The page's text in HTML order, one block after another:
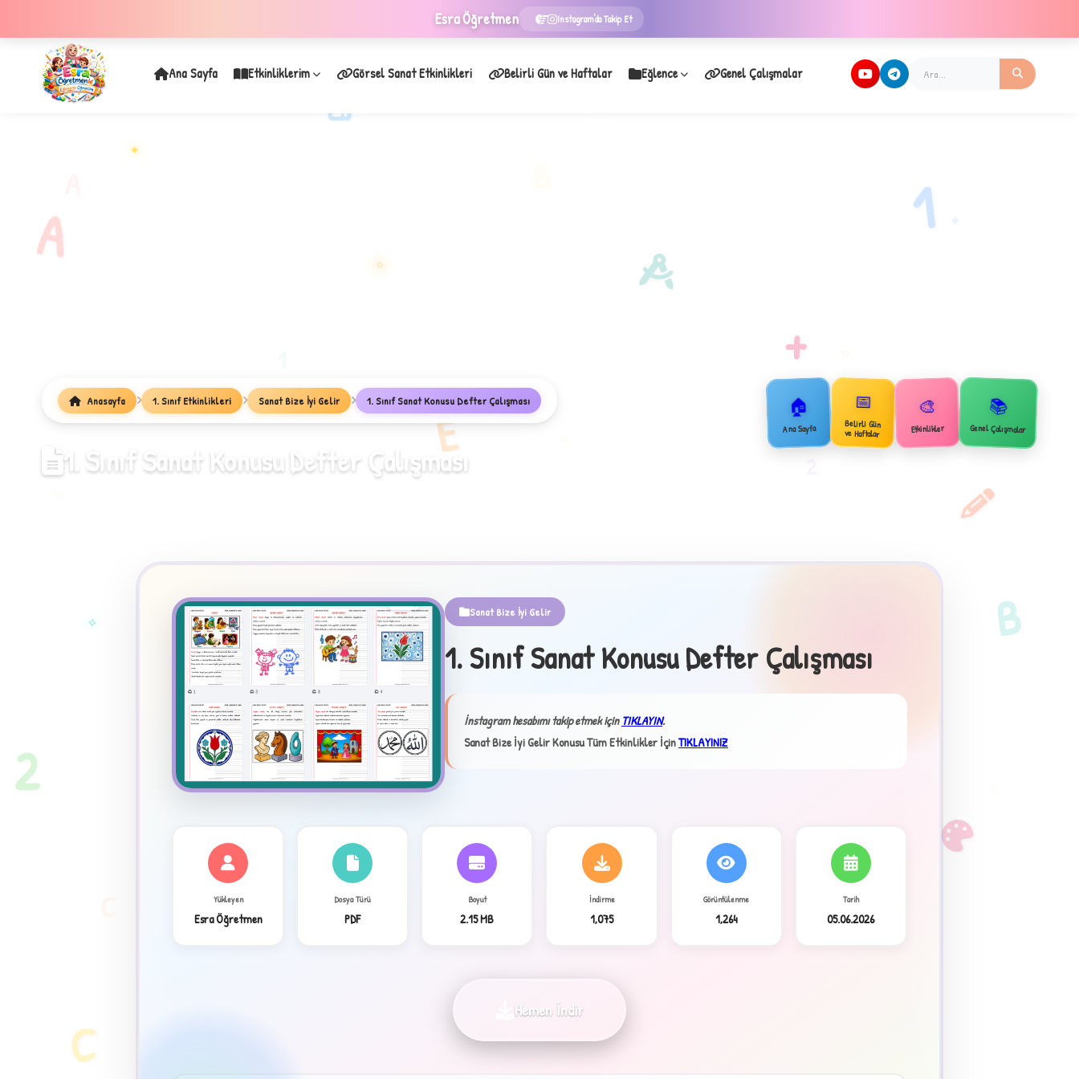
EsraÖğretmen Instagram'da Takip Et
✦
✧
✧
Ana Sayfa Etkinliklerim Görsel Sanat Etkinlikleri Belirli Gün ve Haftalar Eğlence Genel Çalışmalar
Anasayfa 1. Sınıf Etkinlikleri Sanat Bize İyi Gelir 1. Sınıf Sanat Konusu Defter Çalışması
1. Sınıf Sanat Konusu Defter Çalışması
🏠
Ana Sayfa
📅
Belirli Gün
ve Haftalar
🎨
Etkinlikler
📚
Genel Çalışmalar
Sanat Bize İyi Gelir
1. Sınıf Sanat Konusu Defter Çalışması
İnstagram hesabımı takip etmek içinTIKLAYIN.
Sanat Bize İyi Gelir Konusu Tüm Etkinlikler İçinTIKLAYINIZ
Yükleyen
Esra Öğretmen
Dosya Türü
PDF
Boyut
2.15 MB
İndirme
1,075
Görüntülenme
1,264
Tarih
05.06.2026
Hemen İndir
A
B
C
E
1
2
+
★